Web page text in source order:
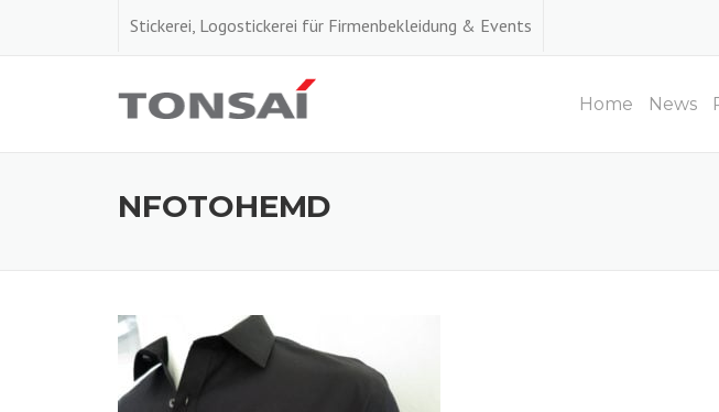
Stickerei, Logostickerei für Firmenbekleidung & Events
Home News
NFOTOHEMD